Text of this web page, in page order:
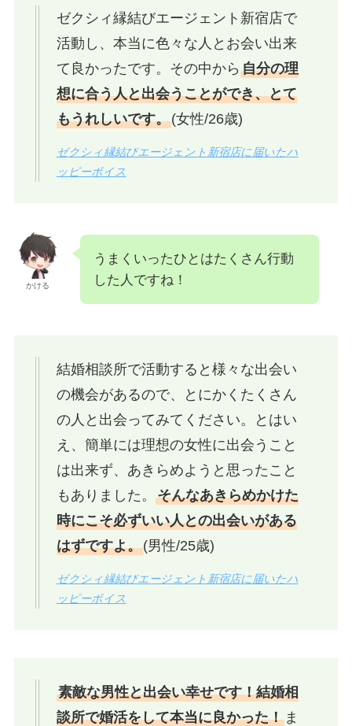
ゼクシィ縁結びエージェント新宿店で
活動し、本当に色々な人とお会い出来
て良かったです。その中から 自分の理
想に合う人と出会うことができ、とて
もうれしいです。(女性/26歳)
ゼクシィ縁結びエージェント新宿店に届いたハ
ッピーボイス
かける
うまくいったひとはたくさん行動
した人ですね！
結婚相談所で活動すると様々な出会い
の機会があるので、とにかくたくさん
の人と出会ってみてください。とはい
え、簡単には理想の女性に出会うこと
は出来ず、あきらめようと思ったこと
もありました。 そんなあきらめかけた
時にこそ必ずいい人との出会いがある
はずですよ。(男性/25歳)
ゼクシィ縁結びエージェント新宿店に届いたハ
ッピーボイス
素敵な男性と出会い幸せです！結婚相
談所で婚活をして本当に良かった！ま